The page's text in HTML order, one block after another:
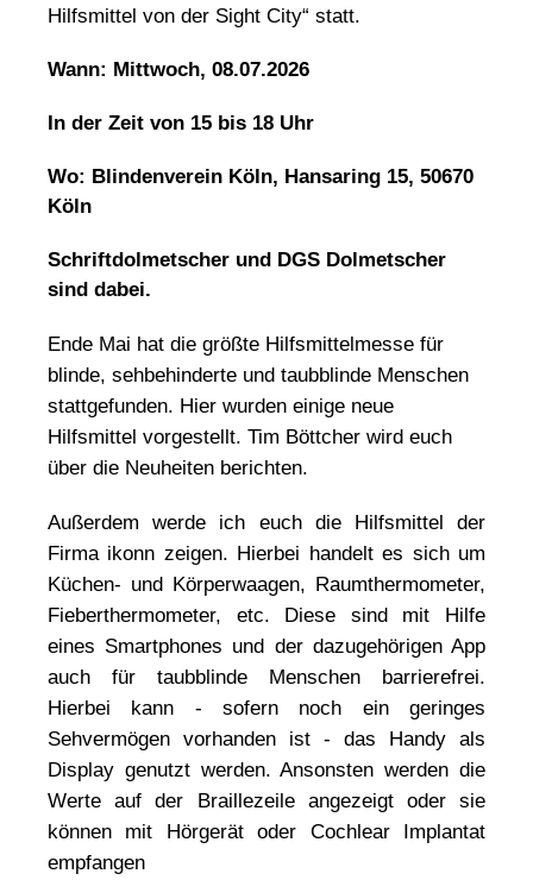
Hilfsmittel von der Sight City“ statt.
Wann: Mittwoch, 08.07.2026
In der Zeit von 15 bis 18 Uhr
Wo: Blindenverein Köln, Hansaring 15, 50670
Köln
Schriftdolmetscher und DGS Dolmetscher
sind dabei.
Ende Mai hat die größte Hilfsmittelmesse für
blinde, sehbehinderte und taubblinde Menschen
stattgefunden. Hier wurden einige neue
Hilfsmittel vorgestellt. Tim Böttcher wird euch
über die Neuheiten berichten.
Außerdem werde ich euch die Hilfsmittel der
Firma ikonn zeigen. Hierbei handelt es sich um
Küchen- und Körperwaagen, Raumthermometer,
Fieberthermometer, etc. Diese sind mit Hilfe
eines Smartphones und der dazugehörigen App
auch für taubblinde Menschen barrierefrei.
Hierbei kann - sofern noch ein geringes
Sehvermögen vorhanden ist - das Handy als
Display genutzt werden. Ansonsten werden die
Werte auf der Braillezeile angezeigt oder sie
können mit Hörgerät oder Cochlear Implantat
empfangen